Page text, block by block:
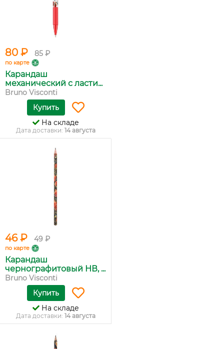
80 ₽ 85 ₽
по карте
Карандаш
механический с ласти...
Bruno Visconti
Купить
На складе
Дата доставки: 14 августа
46 ₽ 49 ₽
по карте
Карандаш
чернографитовый НВ, ...
Bruno Visconti
Купить
На складе
Дата доставки: 14 августа